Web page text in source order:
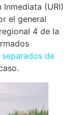
(URI)
el general
4 de la
de